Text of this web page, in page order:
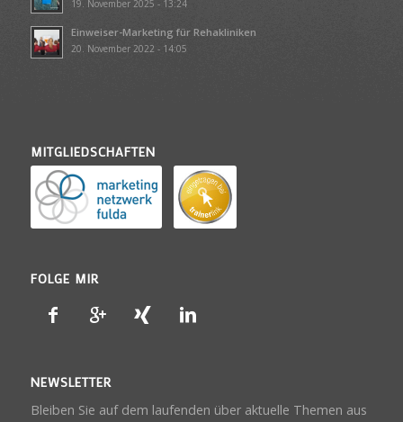
19. November 2025 - 13:24
Einweiser-Marketing für Rehakliniken
20. November 2022 - 14:05
MITGLIEDSCHAFTEN
FOLGE MIR
NEWSLETTER
Bleiben Sie auf dem laufenden über aktuelle Themen aus